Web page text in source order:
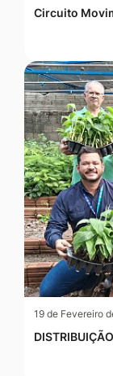
Circuito
19 de Fevereiro